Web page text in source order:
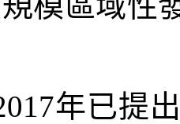
年已提